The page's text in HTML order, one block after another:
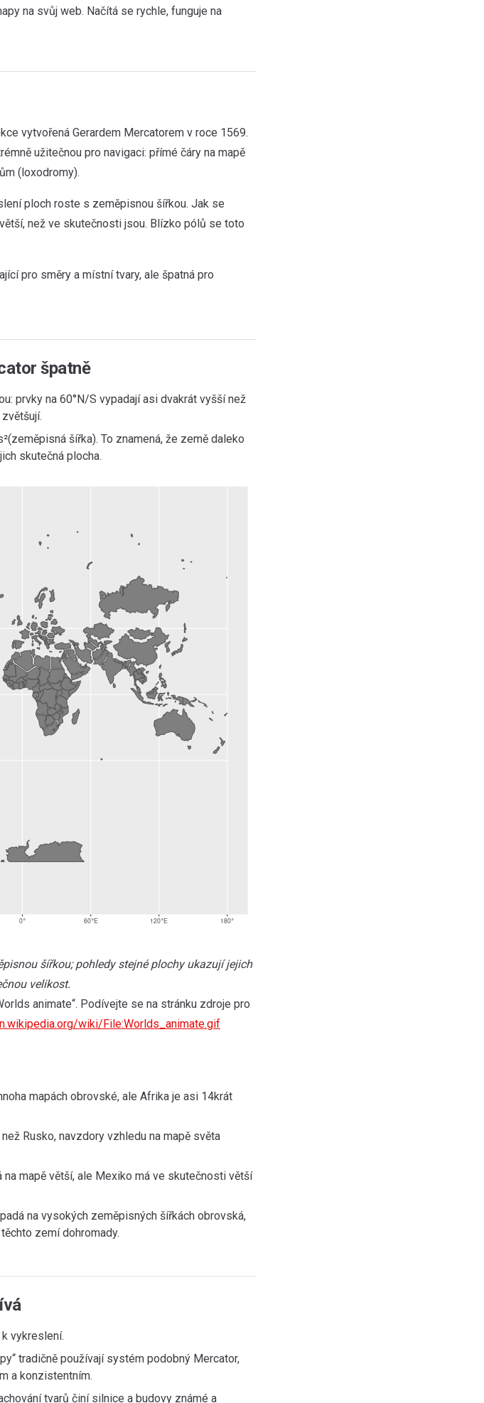
na svůj web. Načítá se rychle, funguje na
vytvořená Gerardem Mercatorem v roce 1569.
užitečnou pro navigaci: přímé čáry na mapě
(loxodromy).
ploch roste s zeměpisnou šířkou. Jak se
než ve skutečnosti jsou. Blízko pólů se toto
pro směry a místní tvary, ale špatná pro
špatně
prvky na 60°N/S vypadají asi dvakrát vyšší než
šířka). To znamená, že země daleko
skutečná plocha.
šířkou; pohledy stejné plochy ukazují jejich
velikost.
animate“. Podívejte se na stránku zdroje pro
wiki/File:Worlds_animate.gif
mapách obrovské, ale Afrika je asi 14krát
Rusko, navzdory vzhledu na mapě světa
mapě větší, ale Mexiko má ve skutečnosti větší
na vysokých zeměpisných šířkách obrovská,
zemí dohromady.
vykreslení.
tradičně používají systém podobný Mercator,
a konzistentním.
tvarů činí silnice a budovy známé a